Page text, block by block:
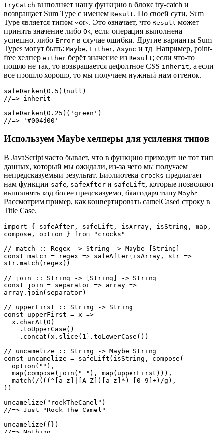
tryCatch выполняет нашу функцию в блоке try-catch и
возвращает Sum Type с именем Result. По своей сути, Sum
Type является типом «or». Это означает, что Result может
принять значение либо Ok, если операция выполнена
успешно, либо Error в случае ошибки. Другие варианты Sum
Types могут быть: Maybe, Either, Async и тд. Например, point-
free хелпер either берёт значение из Result; если что-то
пошло не так, то возвращается дефолтное CSS inherit, а если
все прошло хорошо, то мы получаем нужный нам оттенок.
safeDarken(0.5)(null)
//=> inherit
safeDarken(0.25)('green')
//=> '#004d00'
Используем Maybe хелперы для усиления типов
В JavaScript часто бывает, что в функцию приходит не тот тип
данных, который мы ожидали, из-за чего мы получаем
непредсказуемый результат. Библиотека crocks предлагает
нам функции safe, safeAfter и safeLift, которые позволяют
выполнять код более предсказуемо, благодаря типу Maybe.
Рассмотрим пример, как конвертировать camelCased строку в
Title Case.
import { safeAfter, safeLift, isArray, isString, map,
compose, option } from "crocks"
// match :: Regex -> String -> Maybe [String]
const match = regex => safeAfter(isArray, str =>
str.match(regex))
// join :: String -> [String] -> String
const join = separator => array =>
array.join(separator)
// upperFirst :: String -> String
const upperFirst = x =>
// uncamelize :: String -> Maybe String
const uncamelize = safeLift(isString, compose(
))
uncamelize("rockTheCamel")
//=> Just "Rock The Camel"
uncamelize({})